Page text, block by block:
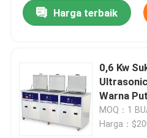
Harga terbaik
0,6 Kw
Warna
MOQ：1
Harga：